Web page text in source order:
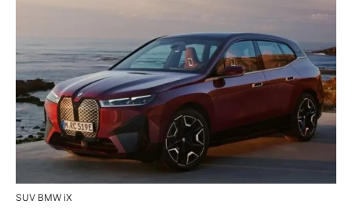
SUV BMW iX